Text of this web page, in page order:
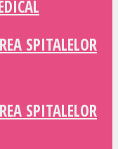
SPITALELOR
SPITALELOR